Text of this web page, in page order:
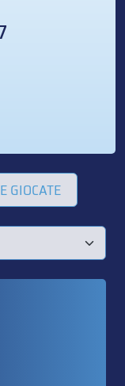
GIOCATE